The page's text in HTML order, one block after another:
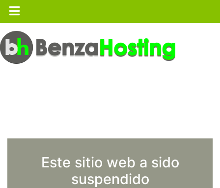
Este sitio web a sido
suspendido